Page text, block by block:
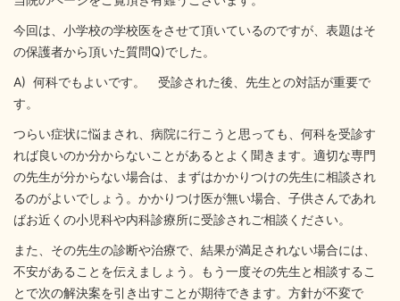
今回は、小学校の学校医をさせて頂いているのですが、表題はそ
の保護者から頂いた質問Q)でした。
A) 何科でもよいです。 受診された後、先生との対話が重要で
す。
つらい症状に悩まされ、病院に行こうと思っても、何科を受診す
れば良いのか分からないことがあるとよく聞きます。適切な専門
の先生が分からない場合は、まずはかかりつけの先生に相談され
るのがよいでしょう。かかりつけ医が無い場合、子供さんであれ
ばお近くの小児科や内科診療所に受診されご相談ください。
また、その先生の診断や治療で、結果が満足されない場合には、
不安があることを伝えましょう。もう一度その先生と相談するこ
とで次の解決案を引き出すことが期待できます。方針が不変で